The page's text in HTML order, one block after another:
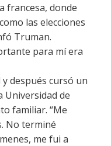
francesa, donde
las elecciones
Truman.
para mí era
después cursó un
Universidad de
familiar. “Me
No terminé
me fui a